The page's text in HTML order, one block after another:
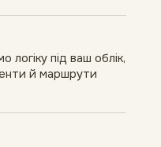
логіку під ваш облік,
й маршрути